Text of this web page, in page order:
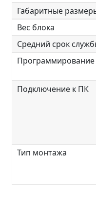
Габаритные
Вес блока
Средний срок
Программирование
Подключение к ПК
Тип монтажа